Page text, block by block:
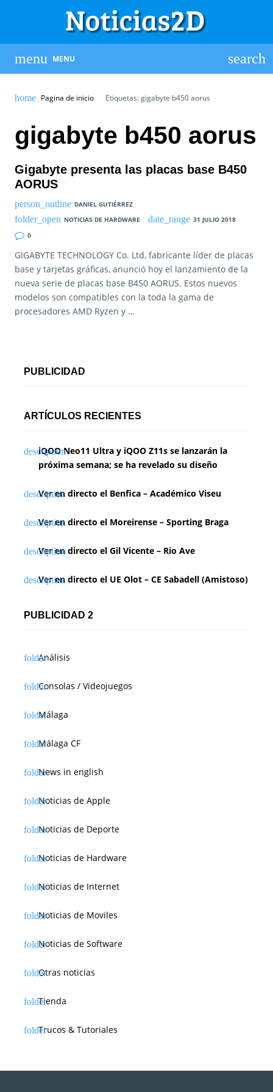
MENU
Pagina de inicio Etiquetas: gigabyte b450 aorus
gigabyte b450 aorus
Gigabyte presenta las placas base B450
AORUS
DANIEL GUTIÉRREZ
NOTICIAS DE HARDWARE
31 JULIO 2018
0
GIGABYTE TECHNOLOGY Co. Ltd, fabricante líder de placas
base y tarjetas gráficas, anunció hoy el lanzamiento de la
nueva serie de placas base B450 AORUS. Estos nuevos
modelos son compatibles con la toda la gama de
procesadores AMD Ryzen y …
PUBLICIDAD
ARTÍCULOS RECIENTES
iQOO Neo11 Ultra y iQOO Z11s se lanzarán la
próxima semana; se ha revelado su diseño
Ver en directo el Benfica – Académico Viseu
Ver en directo el Moreirense – Sporting Braga
Ver en directo el Gil Vicente – Rio Ave
Ver en directo el UE Olot – CE Sabadell (Amistoso)
PUBLICIDAD 2
Análisis
Consolas / Videojuegos
Málaga
Málaga CF
News in english
Noticias de Apple
Noticias de Deporte
Noticias de Hardware
Noticias de Internet
Noticias de Moviles
Noticias de Software
Otras noticias
Tienda
Trucos & Tutoriales